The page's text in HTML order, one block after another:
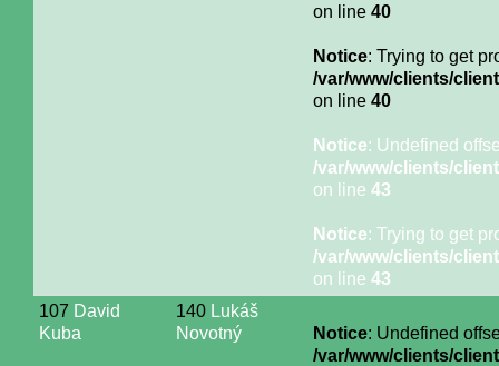
on line 40
Notice: Trying to get
/var/www/clients/
on line 40
Notice: Undefined
/var/www/clients/
on line 43
Notice: Trying to get
/var/www/clients/
on line 43
107 David
Kuba
140 Lukáš
Novotný
Notice: Undefined
/var/www/clients/